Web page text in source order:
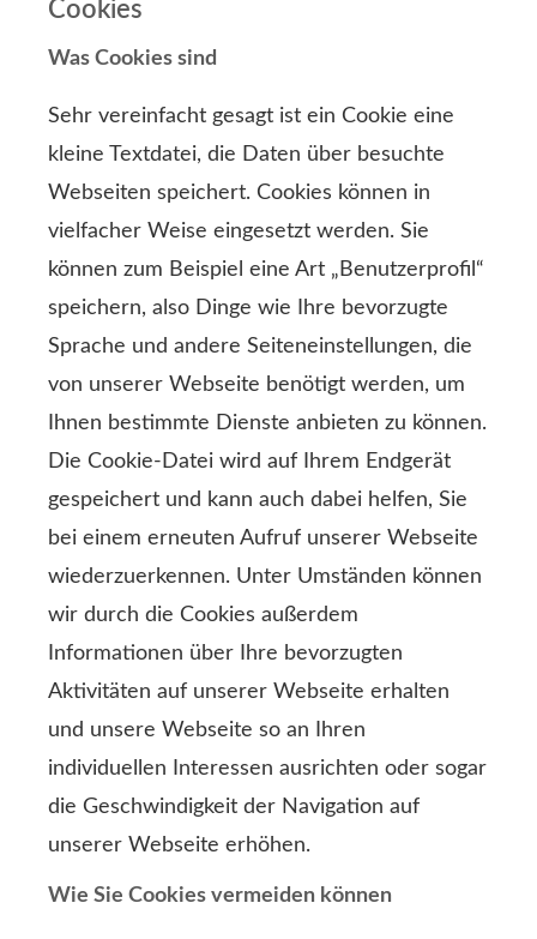
Cookies
Was Cookies sind
Sehr vereinfacht gesagt ist ein Cookie eine
kleine Textdatei, die Daten über besuchte
Webseiten speichert. Cookies können in
vielfacher Weise eingesetzt werden. Sie
können zum Beispiel eine Art „Benutzerprofil“
speichern, also Dinge wie Ihre bevorzugte
Sprache und andere Seiteneinstellungen, die
von unserer Webseite benötigt werden, um
Ihnen bestimmte Dienste anbieten zu können.
Die Cookie-Datei wird auf Ihrem Endgerät
gespeichert und kann auch dabei helfen, Sie
bei einem erneuten Aufruf unserer Webseite
wiederzuerkennen. Unter Umständen können
wir durch die Cookies außerdem
Informationen über Ihre bevorzugten
Aktivitäten auf unserer Webseite erhalten
und unsere Webseite so an Ihren
individuellen Interessen ausrichten oder sogar
die Geschwindigkeit der Navigation auf
unserer Webseite erhöhen.
Wie Sie Cookies vermeiden können